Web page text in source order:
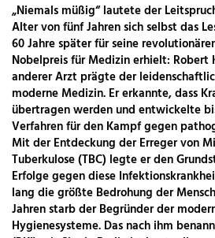
„Niemals müßig“ lautete der
Alter von fünf Jahren sich selbst das
60 Jahre später für seine
Nobelpreis für Medizin erhielt: Robert
anderer Arzt prägte der
moderne Medizin. Er erkannte, dass
übertragen werden und entwickelte
Verfahren für den Kampf gegen
Mit der Entdeckung der Erreger von
Tuberkulose (TBC) legte er den
Erfolge gegen diese
lang die größte Bedrohung der
Jahren starb der Begründer der
Hygienesysteme. Das nach ihm